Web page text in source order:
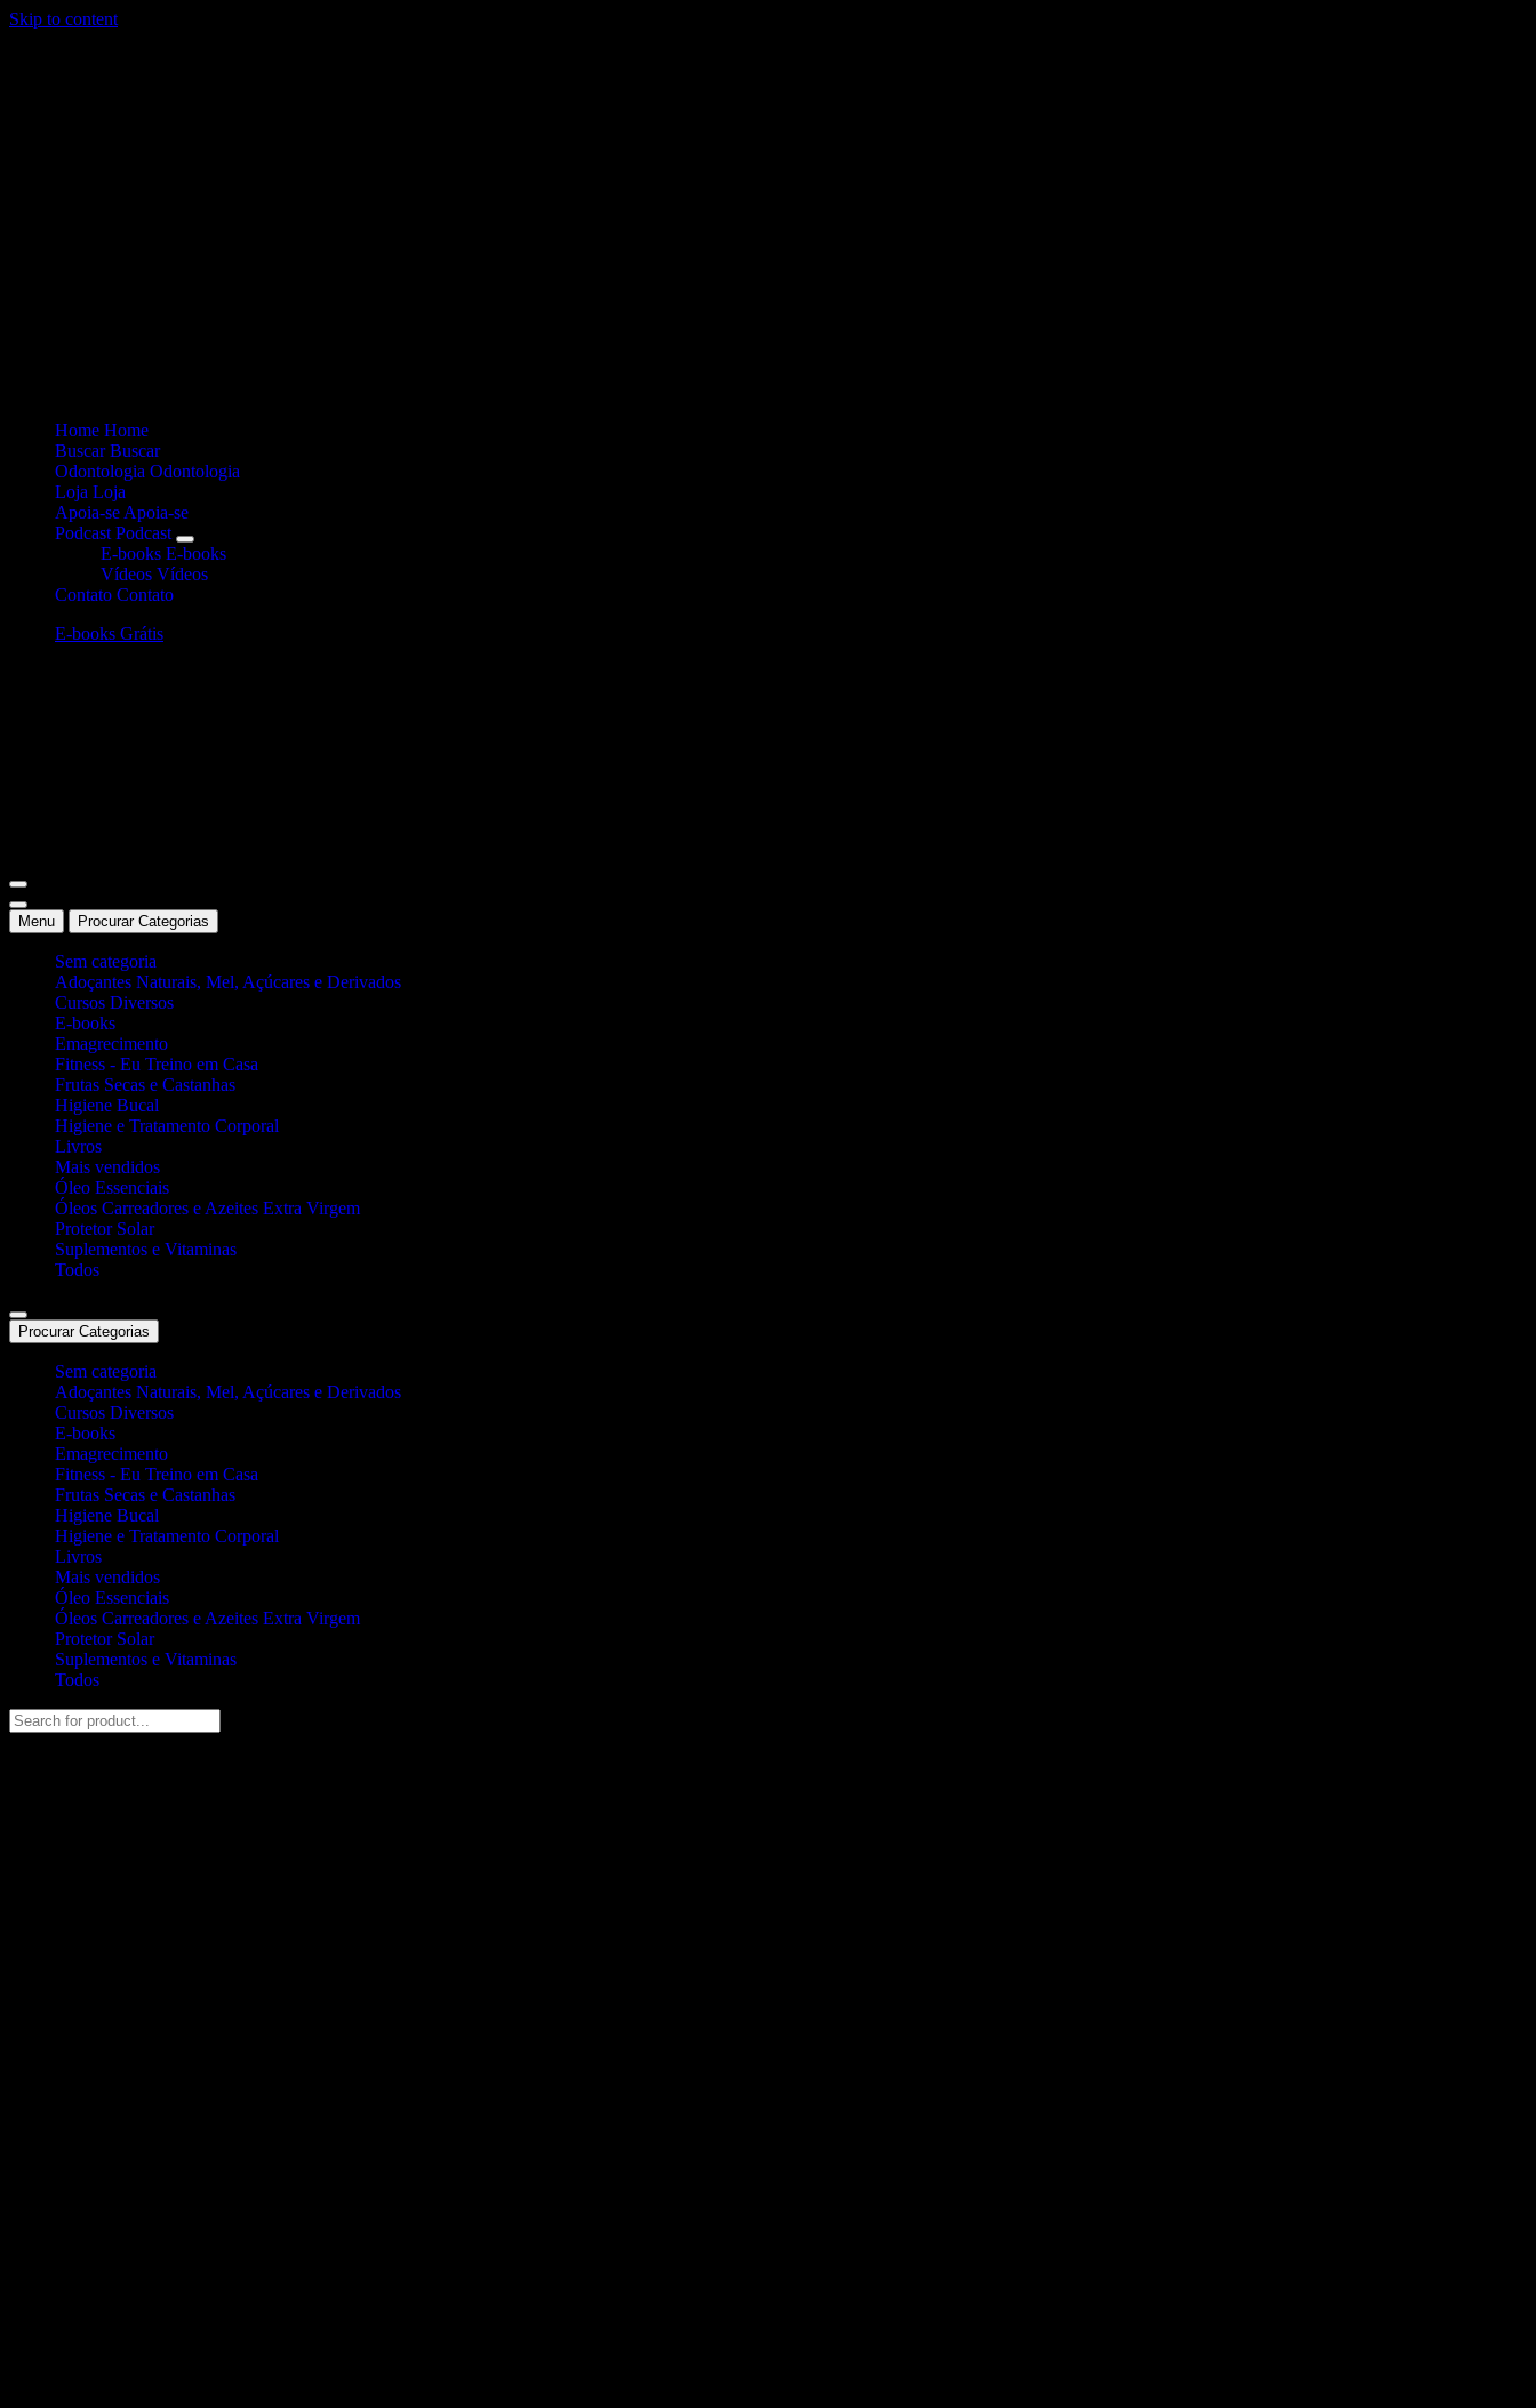
Skip to content
Home Home
Buscar Buscar
Odontologia Odontologia
Loja Loja
Apoia-se Apoia-se
Podcast Podcast
E-books E-books
Vídeos Vídeos
Contato Contato
E-books Grátis
Menu Procurar Categorias
Sem categoria
Adoçantes Naturais, Mel, Açúcares e Derivados
Cursos Diversos
E-books
Emagrecimento
Fitness - Eu Treino em Casa
Frutas Secas e Castanhas
Higiene Bucal
Higiene e Tratamento Corporal
Livros
Mais vendidos
Óleo Essenciais
Óleos Carreadores e Azeites Extra Virgem
Protetor Solar
Suplementos e Vitaminas
Todos
Procurar Categorias
Sem categoria
Adoçantes Naturais, Mel, Açúcares e Derivados
Cursos Diversos
E-books
Emagrecimento
Fitness - Eu Treino em Casa
Frutas Secas e Castanhas
Higiene Bucal
Higiene e Tratamento Corporal
Livros
Mais vendidos
Óleo Essenciais
Óleos Carreadores e Azeites Extra Virgem
Protetor Solar
Suplementos e Vitaminas
Todos